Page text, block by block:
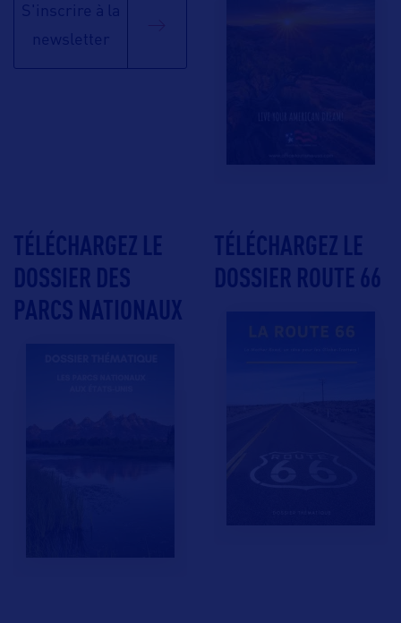
S'inscrire à la
newsletter
TÉLÉCHARGEZ LE
DOSSIER DES
PARCS NATIONAUX
TÉLÉCHARGEZ LE
DOSSIER ROUTE 66